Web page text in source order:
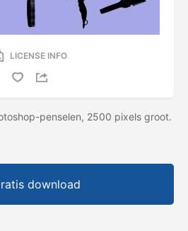
LICENSE INFO
penselen, 2500 pixels groot.
download